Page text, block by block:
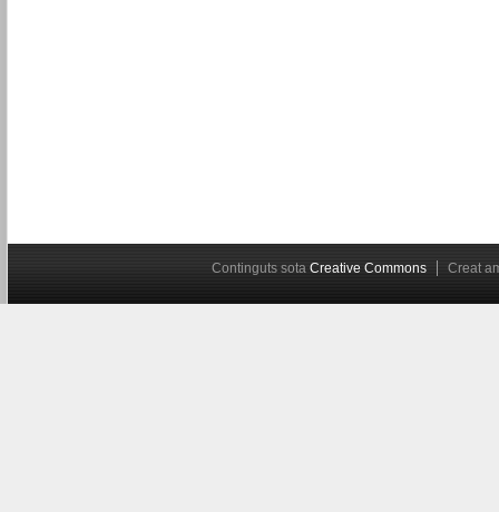
Continguts sota Creative Commons Creat